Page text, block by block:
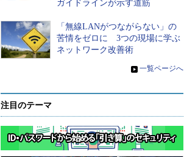
ガイドラインが示す道筋
「無線LANがつながらない」の
苦情をゼロに 3つの現場に学ぶ
ネットワーク改善術
» 一覧ページへ
注目のテーマ